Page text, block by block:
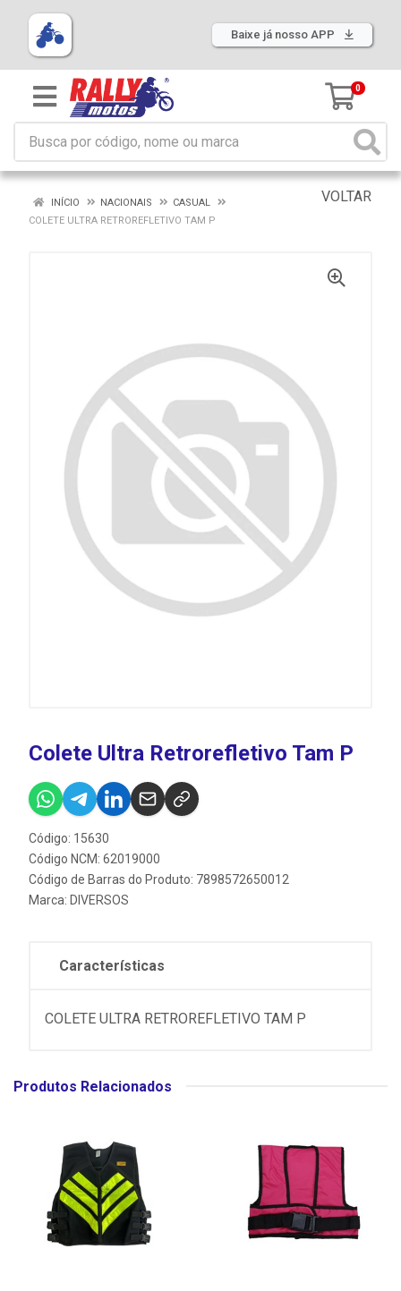
Baixe já nosso APP
0
VOLTAR
INÍCIO NACIONAIS
CASUAL
COLETE ULTRA RETROREFLETIVO TAM P
Colete Ultra Retrorefletivo Tam P
Código: 15630
Código NCM: 62019000
Código de Barras do Produto: 7898572650012
Marca: DIVERSOS
Características
COLETE ULTRA RETROREFLETIVO TAM P
Produtos Relacionados